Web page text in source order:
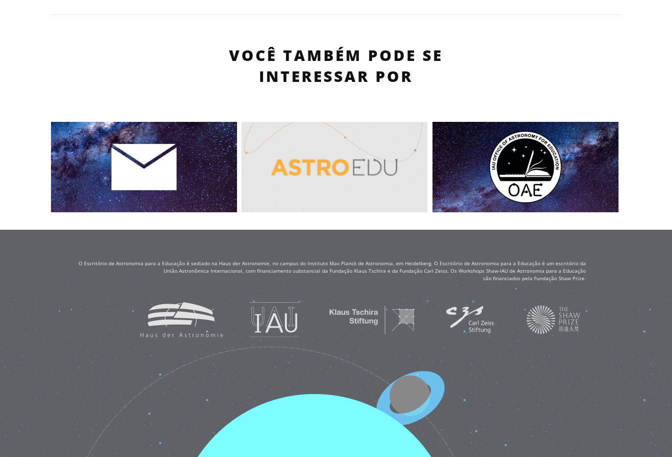
VOCÊ TAMBÉM PODE SE
INTERESSAR POR
O Escritório de Astronomia para a Educação é sediado na Haus der Astronomie, no campus do Instituto Max Planck de Astronomia, em Heidelberg. O Escritório de Astronomia para a Educação é um escritório da
União Astronômica Internacional, com financiamento substancial da Fundação Klaus Tschira e da Fundação Carl Zeiss. Os Workshops Shaw-IAU de Astronomia para a Educação
são financiados pela Fundação Shaw Prize.